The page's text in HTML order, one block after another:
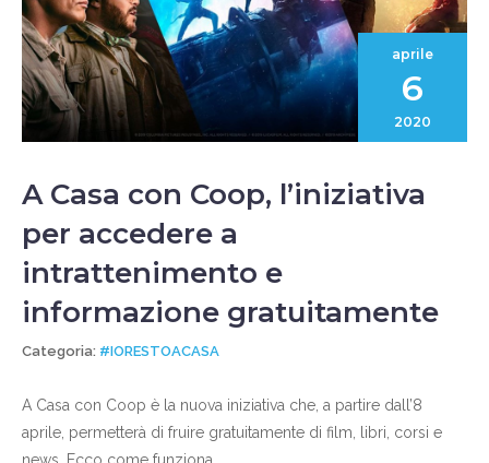
aprile
6
2020
A Casa con Coop, l’iniziativa
per accedere a
intrattenimento e
informazione gratuitamente
Categoria: #IORESTOACASA
​​​​​​​A Casa con Coop è la nuova iniziativa che, a partire dall’8
aprile, permetterà di fruire gratuitamente di film, libri, corsi e